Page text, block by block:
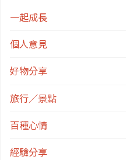
一起成長
個人意見
好物分享
旅行／景點
百種心情
經驗分享